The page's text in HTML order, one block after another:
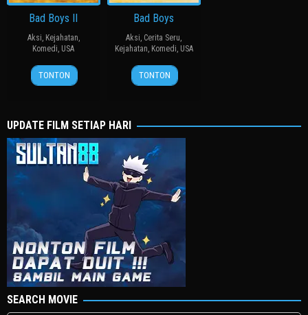
Bad Boys II
Aksi, Kejahatan,
Komedi, USA
18
Jul
Michael
Bay
TONTON
Bad Boys
Aksi, Cerita Seru,
Kejahatan, Komedi, USA
7
Apr
Michael
Bay
TONTON
UPDATE FILM SETIAP HARI
SEARCH MOVIE